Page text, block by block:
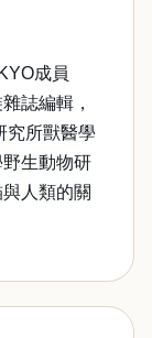
成員
誌編輯，
究所獸醫學
生動物研
人類的關